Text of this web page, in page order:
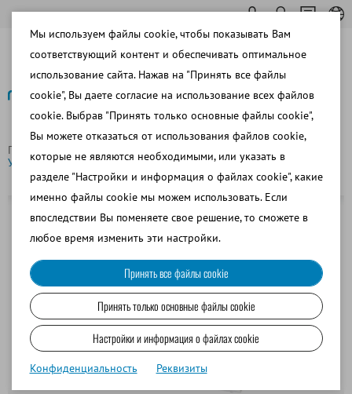
Главная страница Свиноводство
Устройство для запайки 6 тюбиков, модель HPL450, 240 V
Назад
Мы используем файлы cookie, чтобы показывать Вам
соответствующий контент и обеспечивать оптимальное
использование сайта. Нажав на "Принять все файлы
cookie", Вы даете согласие на использование всех файлов
cookie. Выбрав "Принять только основные файлы cookie",
Вы можете отказаться от использования файлов cookie,
которые не являются необходимыми, или указать в
разделе "Настройки и информация о файлах cookie", какие
именно файлы cookie мы можем использовать. Если
впоследствии Вы поменяете свое решение, то сможете в
любое время изменить эти настройки.
Принять все файлы cookie
Принять только основные файлы cookie
Настройки и информация о файлах cookie
Конфиденциальность Реквизиты